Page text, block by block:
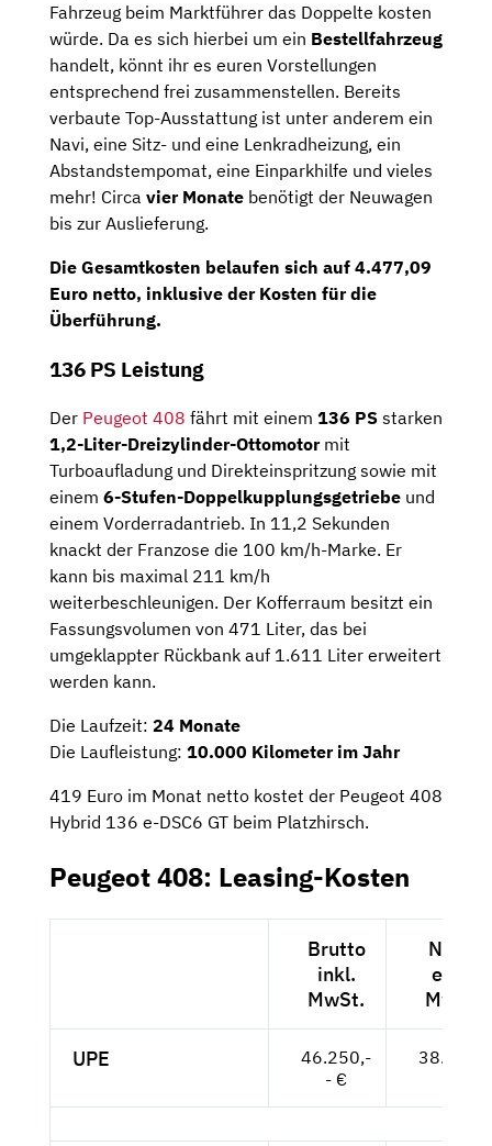
Fahrzeug beim Marktführer das Doppelte kosten
würde. Da es sich hierbei um ein Bestellfahrzeug
handelt, könnt ihr es euren Vorstellungen
entsprechend frei zusammenstellen. Bereits
verbaute Top-Ausstattung ist unter anderem ein
Navi, eine Sitz- und eine Lenkradheizung, ein
Abstandstempomat, eine Einparkhilfe und vieles
mehr! Circa vier Monate benötigt der Neuwagen
bis zur Auslieferung.
Die Gesamtkosten belaufen sich auf 4.477,09
Euro netto, inklusive der Kosten für die
Überführung.
136 PS Leistung
Der Peugeot 408 fährt mit einem 136 PS starken
1,2-Liter-Dreizylinder-Ottomotormit
Turboaufladung und Direkteinspritzung sowie mit
einem 6-Stufen-Doppelkupplungsgetriebe und
einem Vorderradantrieb. In 11,2 Sekunden
knackt der Franzose die 100 km/h-Marke. Er
kann bis maximal 211 km/h
weiterbeschleunigen. Der Kofferraum besitzt ein
Fassungsvolumen von 471 Liter, das bei
umgeklappter Rückbank auf 1.611 Liter erweitert
werden kann.
Die Laufzeit: 24 Monate
Die Laufleistung: 10.000 Kilometer im Jahr
419 Euro im Monat netto kostet der Peugeot 408
Hybrid 136 e-DSC6 GT beim Platzhirsch.
Peugeot 408: Leasing-Kosten
Brutto
inkl.
MwSt.
Netto
exkl.
MwSt.
UPE
46.250,-
- €
38.866,-